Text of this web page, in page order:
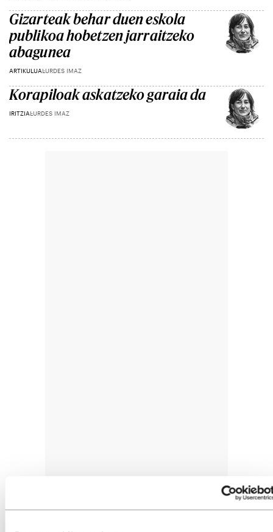
Gizarteak behar duen eskola
publikoa hobetzen jarraitzeko
abagunea
ARTIKULUALURDES IMAZ
Korapiloak askatzeko garaia da
IRITZIALURDES IMAZ